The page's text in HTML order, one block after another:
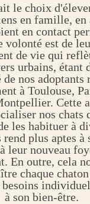
le choix
en famille, en
en contact
volonté est de
de vie qui
urbains, étant
nos adoptants
à Toulouse,
Cette
nos chats
les habituer à
rend plus aptes à
leur nouveau
En outre, cela
chaque
besoins
à son bien-être.